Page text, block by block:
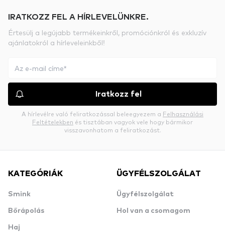
IRATKOZZ FEL A HÍRLEVELÜNKRE.
Értesülj a legújabb termékeinkről, promóciónkról és exkluzív
ajánlatokról a hírleveleinkből!
Iratkozz fel
A hírlevélre való feliratkozással beleegyezem a Felhasználási
Feltételekben és tisztában vagyok vele hogy bármikor
visszavonhatom a feliratkozást.
KATEGÓRIÁK
Smink
Bőrápolás
Haj
ÜGYFÉLSZOLGÁLAT
Ügyfélszolgálat
Hol van a csomagom